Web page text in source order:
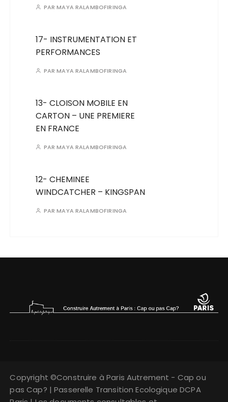
PARMAYA RALAMBOFIRINGA
17- INSTRUMENTATION ET
PERFORMANCES
PARMAYA RALAMBOFIRINGA
13- CLOISON MOBILE EN
CARTON – UNE PREMIERE
EN FRANCE
PARMAYA RALAMBOFIRINGA
12- CHEMINEE
WINDCATCHER – KINGSPAN
PARMAYA RALAMBOFIRINGA
Copyright ©Construire à Paris Autrement - Cap ou
pas Cap? | Passerelle Transition Ecologique DCPA